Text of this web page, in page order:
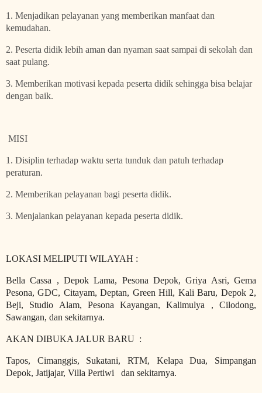
1. Menjadikan pelayanan yang memberikan manfaat dan
kemudahan.
2. Peserta didik lebih aman dan nyaman saat sampai di sekolah dan
saat pulang.
3. Memberikan motivasi kepada peserta didik sehingga bisa belajar
dengan baik.
MISI
1. Disiplin terhadap waktu serta tunduk dan patuh terhadap
peraturan.
2. Memberikan pelayanan bagi peserta didik.
3. Menjalankan pelayanan kepada peserta didik.
LOKASI MELIPUTI WILAYAH :
Bella Cassa , Depok Lama, Pesona Depok, Griya Asri, Gema
Pesona, GDC, Citayam, Deptan, Green Hill, Kali Baru, Depok 2,
Beji, Studio Alam, Pesona Kayangan, Kalimulya , Cilodong,
Sawangan, dan sekitarnya.
AKAN DIBUKA JALUR BARU :
Tapos, Cimanggis, Sukatani, RTM, Kelapa Dua, Simpangan
Depok, Jatijajar, Villa Pertiwi dan sekitarnya.